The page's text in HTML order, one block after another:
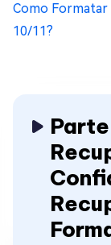
Como Formatar
10/11?